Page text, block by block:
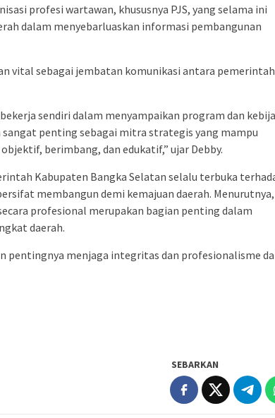
profesi wartawan, khususnya PJS, yang selama ini
dalam menyebarluaskan informasi pembangunan
vital sebagai jembatan komunikasi antara pemerintah
sendiri dalam menyampaikan program dan
sangat penting sebagai mitra strategis yang mampu
berimbang, dan edukatif,” ujar Debby.
Kabupaten Bangka Selatan selalu terbuka
membangun demi kemajuan daerah. Menurutnya,
profesional merupakan bagian penting dalam
daerah.
pentingnya menjaga integritas dan profesionalisme
SEBARKAN